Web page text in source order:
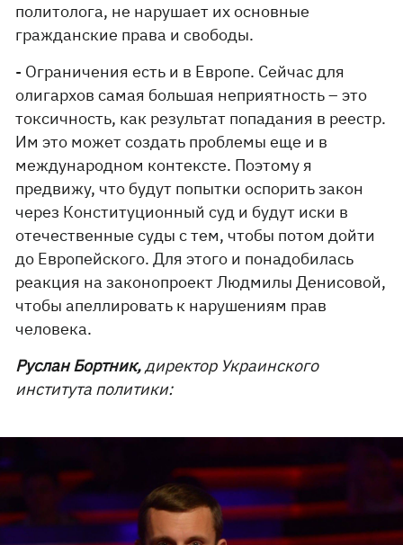
политолога, не нарушает их основные
гражданские права и свободы.
- Ограничения есть и в Европе. Сейчас для
олигархов самая большая неприятность – это
токсичность, как результат попадания в реестр.
Им это может создать проблемы еще и в
международном контексте. Поэтому я
предвижу, что будут попытки оспорить закон
через Конституционный суд и будут иски в
отечественные суды с тем, чтобы потом дойти
до Европейского. Для этого и понадобилась
реакция на законопроект Людмилы Денисовой,
чтобы апеллировать к нарушениям прав
человека.
Руслан Бортник,директор Украинского
института политики: